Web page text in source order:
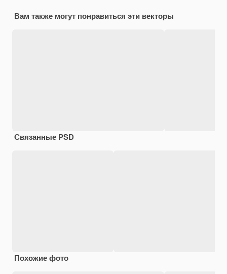
Вам также могут понравиться эти векторы
Связанные PSD
Похожие фото